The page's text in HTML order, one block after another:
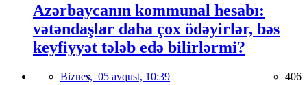
Azərbaycanın kommunal hesabı:
vətəndaşlar daha çox ödəyirlər, bəs
keyfiyyət tələb edə bilirlərmi?
Biznes, 05 avqust, 10:39 406